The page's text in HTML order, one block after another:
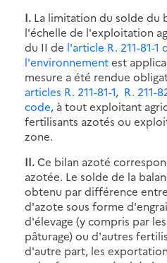
I. La limitation du solde du
l'échelle de l'exploitation
du II de l'article R. 211-81-1
l'environnementest
mesure a été rendue
articles R. 211-81-1, R. 211-
code, à tout exploitant
fertilisants azotés ou
zone.
II.Ce bilan azoté
azotée. Le solde de la
obtenu par différence
d'azote sous forme
d'élevage (y compris par
pâturage) ou d'autres
d'autre part, les